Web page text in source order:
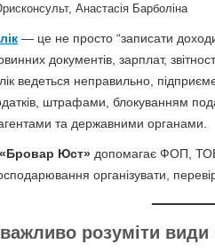
Анастасія Барболіна
— це не просто “записати
документів, зарплат,
ведеться неправильно,
штрафами, блокуванням
та державними органами.
«Бровар Юст» допомагає ФОП,
організувати,
розуміти види